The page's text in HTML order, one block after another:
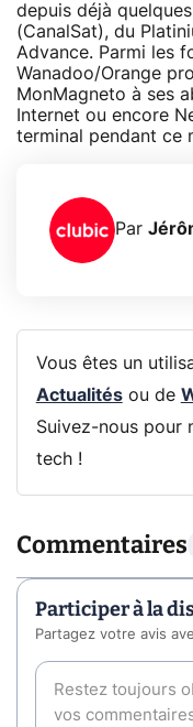
depuis déjà
(CanalSat), du
Advance. Parmi les
Wanadoo/Orange
MonMagneto à ses
Internet ou encore
terminal pendant ce
Par
Vous êtes un
Actualitésou de
Suivez-nous pour
tech !
Commentaires
Participer à la
Partagez votre avis